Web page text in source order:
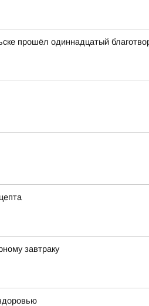
одиннадцатый
завтраку